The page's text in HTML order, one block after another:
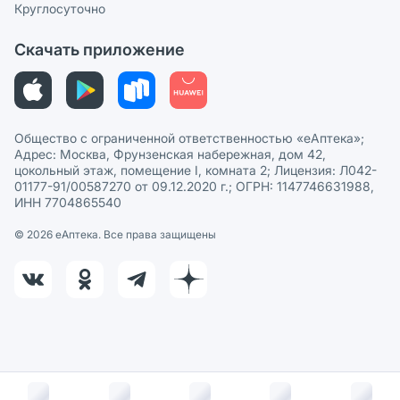
Политика рекомендаций
Этика и соответствие
Политика в отношении обработки персональных данных
Круглосуточно
Скачать приложение
Общество с ограниченной ответственностью «еАптека»;
Адрес: Москва, Фрунзенская набережная, дом 42,
цокольный этаж, помещение I, комната 2; Лицензия: Л042-
01177-91/00587270 от 09.12.2020 г.; ОГРН: 1147746631988,
ИНН 7704865540
© 2026 eАптека. Все права защищены